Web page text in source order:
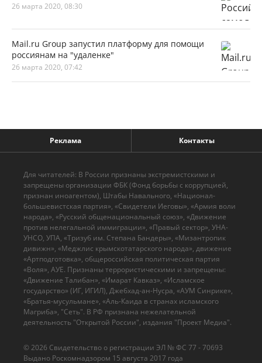
26 марта 2020, 08:30
Mail.ru Group запустил платформу для помощи
россиянам на "удаленке"
26 марта 2020, 07:42
Реклама Контакты
© 2026 Cвидетельство о регистрации ЭЛ № ФС 77 - 70693
Выдано Роскомнадзором 15 августа 2017 года
Для читателей: В России признаны экстремистскими и
запрещены организации ФБК (Фонд борьбы с коррупцией,
признан иноагентом), Штабы Навального, «Национал-
большевистская партия», «Свидетели Иеговы», «Армия воли
народа», «Русский общенациональный союз», «Движение
против нелегальной иммиграции», «Правый сектор», УНА-
УНСО, УПА, «Тризуб им. Степана Бандеры», «Мизантропик
дивижн», «Меджлис крымскотатарского народа», движение
«Артподготовка», общероссийская политическая партия
«Воля», АУЕ. Признаны террористическими и запрещены:
«Движение Талибан», «Имарат Кавказ», «Исламское
государство» (ИГ, ИГИЛ), Джебхад-ан-Нусра, «АУМ Синрике»,
«Братья-мусульмане», «Аль-Каида в странах исламского
Магриба», "Сеть". В РФ признана нежелательной
деятельность "Открытой России", издания "Проект Медиа".